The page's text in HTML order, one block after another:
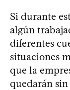
Si durante
algún
diferentes
situaciones
que la
quedarán